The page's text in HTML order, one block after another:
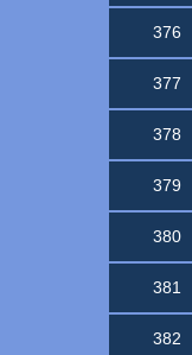
376
377
378
379
380
381
382